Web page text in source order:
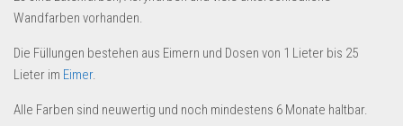
Wohnen & Einrichten
Restposten-Angebote
Restposten für Privatpersonen
eBay Restposten kaufen
Wandfarben vorhanden.
Die Füllungen bestehen aus Eimern und Dosen von 1 Lieter bis 25
Lieter im Eimer.
Alle Farben sind neuwertig und noch mindestens 6 Monate haltbar.